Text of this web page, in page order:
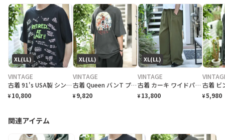
XL(LL)
VINTAGE
古着 91's USA製 シングルステッチ 退職記念 Tシャツ プリントTシャツ
¥ 10,800
XL(LL)
VINTAGE
古着 Queen バンT プリントTシャツ Tシャツ 半袖Tシャフェード
¥ 9,820
XL(LL)
VINTAGE
古着 カーキ ワイドパンツ スラックス タックパンツ 緑 グリーン
¥ 13,800 ¥5,980
関連アイテム